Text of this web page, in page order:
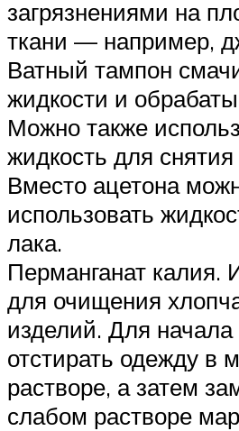
загрязнениями на
ткани — например,
Ватный тампон
жидкости и
Можно также
жидкость для снятия
Вместо ацетона
использовать
лака.
Перманганат калия.
для очищения
изделий. Для начала
отстирать одежду в
растворе, а затем
слабом растворе